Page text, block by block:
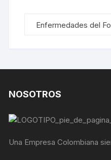
Enfermedades del
NOSOTROS
Una Empresa Colombiana